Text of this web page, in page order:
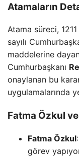
Atamaların
Atama süreci,
sayılı
maddelerine
Cumhurbaşkanı
onaylanan bu
uygulamalarında
Fatma Özkul
Fatma Özkul
görev